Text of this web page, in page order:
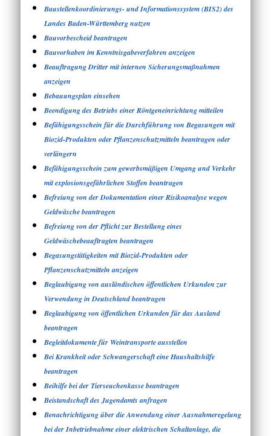
Baustellenkoordinierungs- und Informationssystem (BIS2) des
Landes Baden-Württemberg nutzen
Bauvorbescheid beantragen
Bauvorhaben im Kenntnisgabeverfahren anzeigen
Beauftragung Dritter mit internen Sicherungsmaßnahmen
anzeigen
Bebauungsplan einsehen
Beendigung des Betriebs einer Röntgeneinrichtung mitteilen
Befähigungsschein für die Durchführung von Begasungen mit
Biozid-Produkten oder Pflanzenschutzmitteln beantragen oder
verlängern
Befähigungsschein zum gewerbsmäßigen Umgang und Verkehr
mit explosionsgefährlichen Stoffen beantragen
Befreiung von der Dokumentation einer Risikoanalyse wegen
Geldwäsche beantragen
Befreiung von der Pflicht zur Bestellung eines
Geldwäschebeauftragten beantragen
Begasungstätigkeiten mit Biozid-Produkten oder
Pflanzenschutzmitteln anzeigen
Beglaubigung von ausländischen öffentlichen Urkunden zur
Verwendung in Deutschland beantragen
Beglaubigung von öffentlichen Urkunden für das Ausland
beantragen
Begleitdokumente für Weintransporte ausstellen
Bei Krankheit oder Schwangerschaft eine Haushaltshilfe
beantragen
Beihilfe bei der Tierseuchenkasse beantragen
Beistandschaft des Jugendamts anfragen
Benachrichtigung über die Anwendung einer Ausnahmeregelung
bei der Inbetriebnahme einer elektrischen Schaltanlage, die